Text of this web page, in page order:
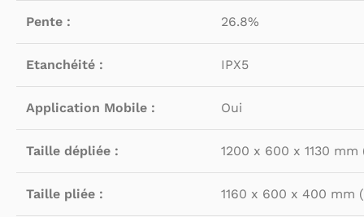
Pente : 26.8%
Etanchéité : IPX5
Application Mobile : Oui
Taille dépliée : 1200 x 600 x 1130
Taille pliée : 1160 x 600 x 400 mm